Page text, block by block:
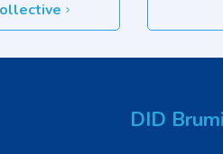
DID